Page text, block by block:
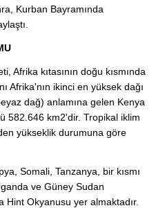
Kurban Bayramında
Afrika kıtasının doğu kısmında
Afrika'nın ikinci en yüksek dağı
dağ) anlamına gelen Kenya
582.646 km2'dir. Tropikal iklim
yükseklik durumuna göre
Somali, Tanzanya, bir kısmı
ve Güney Sudan
Okyanusu yer almaktadır.